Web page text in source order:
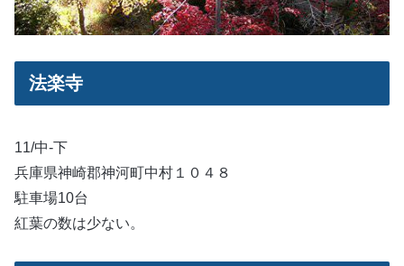
法楽寺
11/中-下
兵庫県神崎郡神河町中村１０４８
駐車場10台
紅葉の数は少ない。